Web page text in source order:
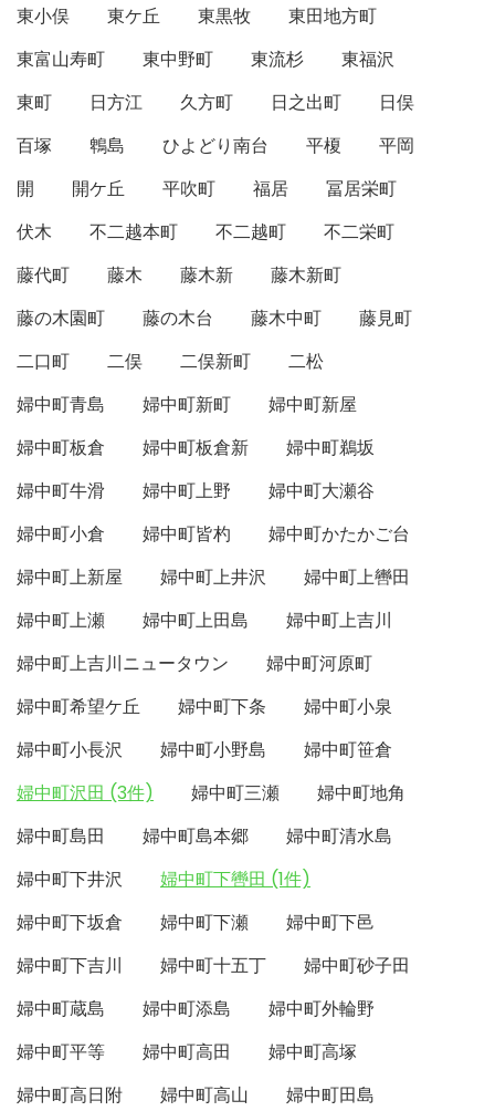
東小俣 東ケ丘 東黒牧
東田地方町
東富山寿町
東中野町 東流杉
東福沢
東町
日方江 久方町 日之出町
日俣
百塚
鵯島 ひよどり南台 平榎
平岡
開
開ケ丘 平吹町 福居
冨居栄町
伏木
不二越本町 不二越町
不二栄町
藤代町
藤木 藤木新
藤木新町
藤の木園町
藤の木台 藤木中町
藤見町
二口町
二俣 二俣新町
二松
婦中町青島
婦中町新町
婦中町新屋
婦中町板倉
婦中町板倉新
婦中町鵜坂
婦中町牛滑
婦中町上野
婦中町大瀬谷
婦中町小倉
婦中町皆杓
婦中町かたかご台
婦中町上新屋
婦中町上井沢
婦中町上轡田
婦中町上瀬
婦中町上田島
婦中町上吉川
婦中町上吉川ニュータウン
婦中町河原町
婦中町希望ケ丘
婦中町下条
婦中町小泉
婦中町小長沢
婦中町小野島
婦中町笹倉
婦中町沢田 (3件)
婦中町三瀬
婦中町地角
婦中町島田
婦中町島本郷
婦中町清水島
婦中町下井沢
婦中町下轡田 (1件)
婦中町下坂倉
婦中町下瀬
婦中町下邑
婦中町下吉川
婦中町十五丁
婦中町砂子田
婦中町蔵島
婦中町添島
婦中町外輪野
婦中町平等
婦中町高田
婦中町高塚
婦中町高日附
婦中町高山
婦中町田島